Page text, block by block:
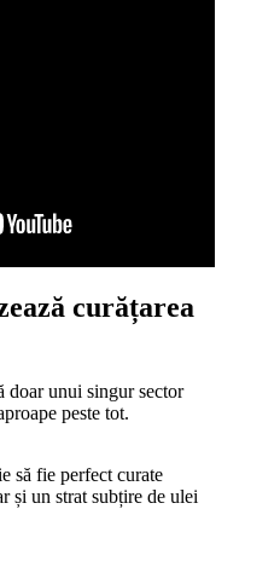
curățarea
doar unui singur sector
peste tot.
să fie perfect curate
și un strat subțire de ulei